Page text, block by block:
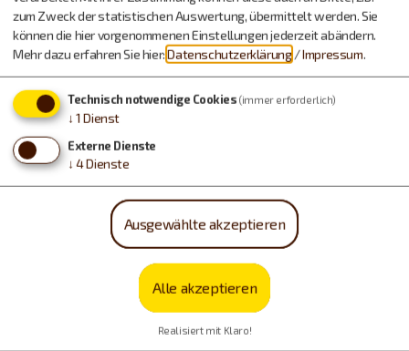
Möchten Sie von OpenStreetMap/Leaflet bereitgestellte
Ja, immer
zum Zweck der statistischen Auswertung, übermittelt werden. Sie
können die hier vorgenommenen Einstellungen jederzeit abändern.
Mehr dazu erfahren Sie hier:Datenschutzerklärung /Impressum.
Technisch notwendige Cookies (immer erforderlich)
↓ 1 Dienst
Externe Dienste
↓ 4Dienste
Ausgewählte akzeptieren
Alle akzeptieren
Realisiert mit Klaro!